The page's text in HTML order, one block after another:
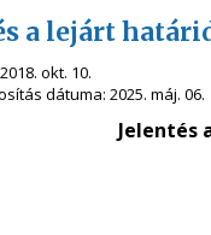
a lejárt
2018. okt. 10.
dátuma: 2025. máj. 06.
Jelentés